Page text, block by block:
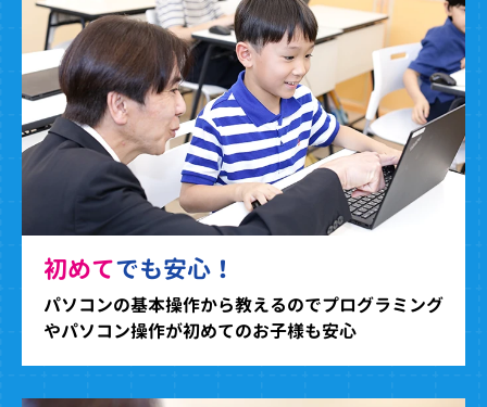
初めてでも安心！
パソコンの基本操作から教えるのでプログラミング
やパソコン操作が初めてのお子様も安心